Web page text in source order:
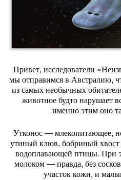
Привет, исследователи
мыотправимсяв Австралию,
изсамыхнеобычных
животноебудтонарушает
именноэтимоно
Утконос— млекопитающее,
утиный клюв, бобриный хвост
водоплавающей птицы. При
молоком— правда, без
участоккожи, и